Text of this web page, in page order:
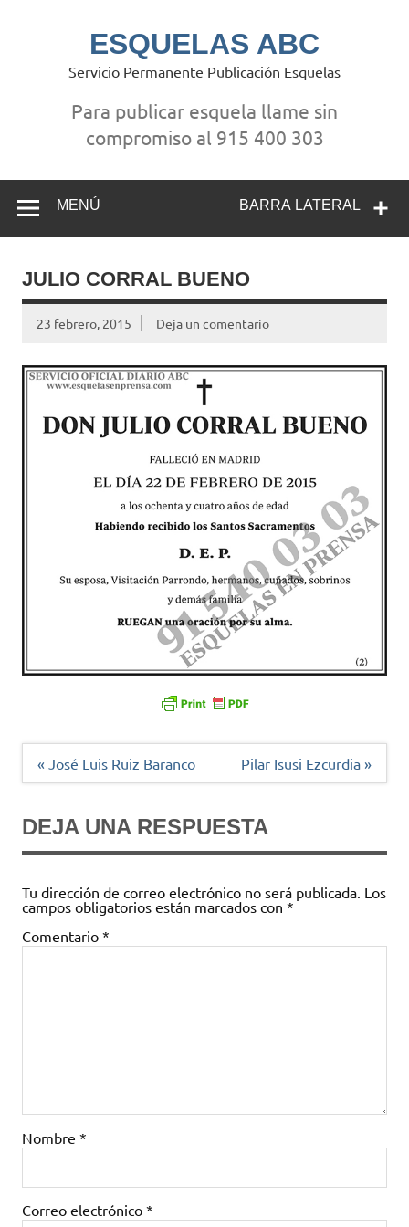
ESQUELAS ABC
Servicio Permanente Publicación Esquelas
Para publicar esquela llame sin
compromiso al 915 400 303
BARRA LATERAL
MENÚ
JULIO CORRAL BUENO
23 febrero, 2015 Deja un comentario
Navegación
« José Luis Ruiz Baranco Pilar Isusi Ezcurdia »
DEJA UNA RESPUESTA
Tu dirección de correo electrónico no será publicada. Los
campos obligatorios están marcados con *
Comentario *
Nombre *
Correo electrónico *